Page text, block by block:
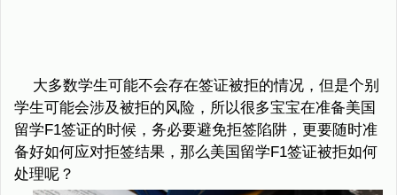
大多数学生可能不会存在签证被拒的情况，但是个别
学生可能会涉及被拒的风险，所以很多宝宝在准备美国
留学F1签证的时候，务必要避免拒签陷阱，更要随时准
备好如何应对拒签结果，那么美国留学F1签证被拒如何
处理呢？